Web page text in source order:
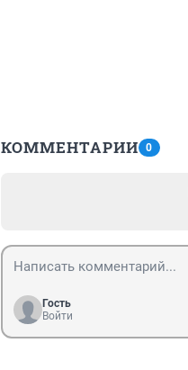
КОММЕНТАРИИ 0
Гость
Войти